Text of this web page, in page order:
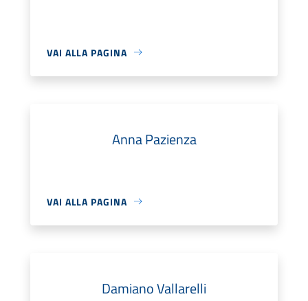
VAI ALLA PAGINA
Anna Pazienza
VAI ALLA PAGINA
Damiano Vallarelli